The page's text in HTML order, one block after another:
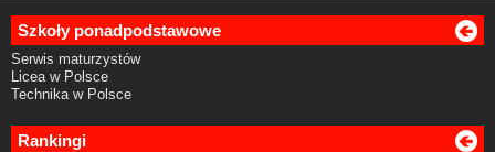
Szkoły ponadpodstawowe
Serwis maturzystów
Licea w Polsce
Technika w Polsce
Rankingi